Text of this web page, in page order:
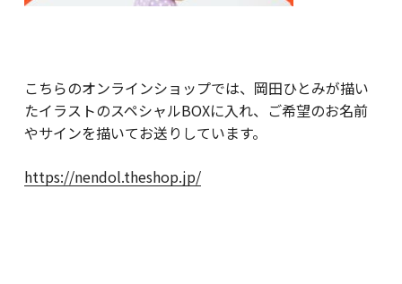
こちらのオンラインショップでは、岡田ひとみが描い
たイラストのスペシャルBOXに入れ、ご希望のお名前
やサインを描いてお送りしています。
https://nendol.theshop.jp/